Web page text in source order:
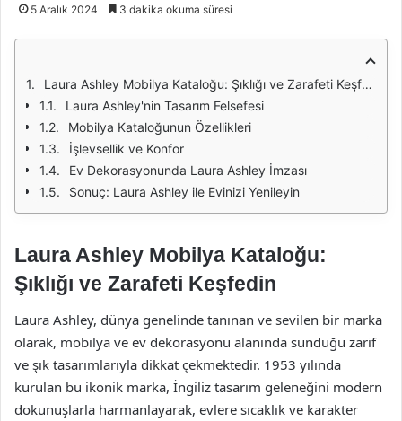
5 Aralık 2024 3 dakika okuma süresi
Laura Ashley Mobilya Kataloğu: Şıklığı ve Zarafeti Keşfedin
Laura Ashley'nin Tasarım Felsefesi
Mobilya Kataloğunun Özellikleri
İşlevsellik ve Konfor
Ev Dekorasyonunda Laura Ashley İmzası
Sonuç: Laura Ashley ile Evinizi Yenileyin
Laura Ashley Mobilya Kataloğu:
Şıklığı ve Zarafeti Keşfedin
Laura Ashley, dünya genelinde tanınan ve sevilen bir marka
olarak, mobilya ve ev dekorasyonu alanında sunduğu zarif
ve şık tasarımlarıyla dikkat çekmektedir. 1953 yılında
kurulan bu ikonik marka, İngiliz tasarım geleneğini modern
dokunuşlarla harmanlayarak, evlere sıcaklık ve karakter